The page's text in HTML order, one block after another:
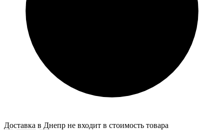
Доставка в Днепр не входит в стоимость товара